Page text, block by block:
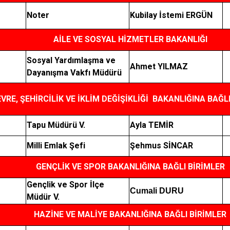
Noter Kubilay İstemi ERGÜN
AİLE VE SOSYAL HİZMETLER BAKANLIĞI
Sosyal Yardımlaşma ve
Dayanışma Vakfı Müdürü
Ahmet YILMAZ
ŞEHİRCİLİK VE İKLİM DEĞİŞİKLİĞİ BAKANLIĞINA
Tapu Müdürü V. Ayla TEMİR
Milli Emlak Şefi Şehmus SİNCAR
GENÇLİK VE SPOR BAKANLIĞINA BAĞLI BİRİMLER
Gençlik ve Spor İlçe
Müdür V.
Cumali DURU
HAZİNE VE MALİYE BAKANLIĞINA BAĞLI BİRİMLER